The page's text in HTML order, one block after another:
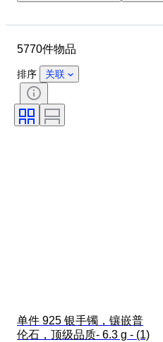
性别
宝石重量
颜色
矿物
原创作品／复制品
5770件物品
排序 关联
单件 925 银手镯，镶嵌普
伦石，顶级品质- 6.3 g - (1)